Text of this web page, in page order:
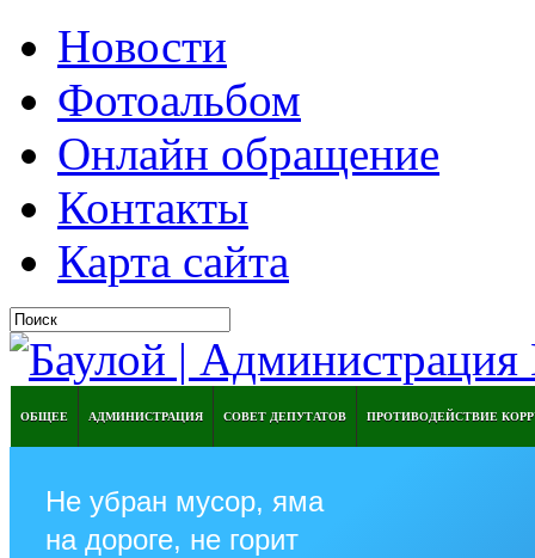
Новости
Фотоальбом
Онлайн обращение
Контакты
Карта сайта
ОБЩЕЕ АДМИНИСТРАЦИЯ СОВЕТ ДЕПУТАТОВ ПРОТИВОДЕЙСТВИЕ
Не убран мусор, яма
на дороге, не горит